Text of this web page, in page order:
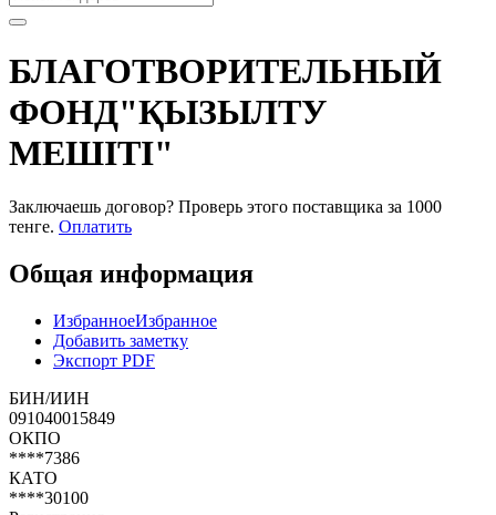
БЛАГОТВОРИТЕЛЬНЫЙ
ФОНД"ҚЫЗЫЛТУ
МЕШІТІ"
Заключаешь договор? Проверь этого поставщика за 1000
тенге. Оплатить
Общая информация
ИзбранноеИзбранное
Добавить заметку
Экспорт PDF
БИН/ИИН
091040015849
ОКПО
****7386
КАТО
****30100